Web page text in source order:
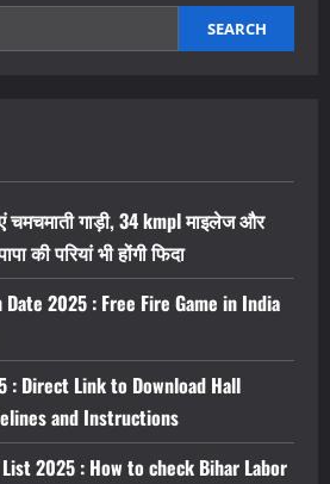
SEARCH
गाड़ी, 34 kmpl माइलेज और
की परियां भी होंगी फिदा
2025 : Free Fire Game in India
: Direct Link to Download Hall
and Instructions
2025 : How to check Bihar Labor